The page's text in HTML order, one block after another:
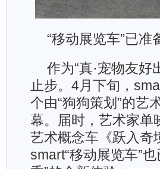
“移动展览车”已
作为“真·宠物友
止步。4月下旬，
个由“狗狗策划”的艺
幕。届时，艺术家单
艺术概念车《跃入奇
smart“移动展览车”